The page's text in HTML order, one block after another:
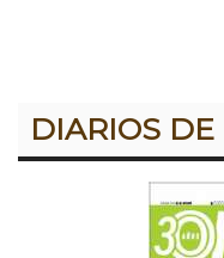
DIARIOS DE